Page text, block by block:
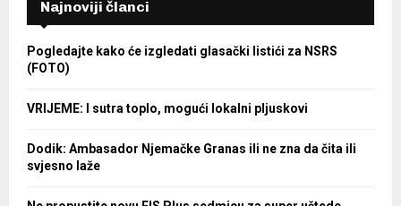
Najnoviji članci
Pogledajte kako će izgledati glasački listići za NSRS
(FOTO)
VRIJEME: I sutra toplo, mogući lokalni pljuskovi
Dodik: Ambasador Njemačke Granas ili ne zna da čita ili
svjesno laže